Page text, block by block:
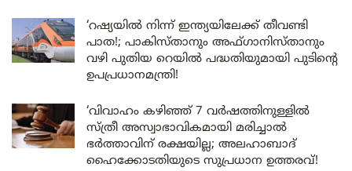
‘റഷ്യയിൽ നിന്ന് ഇന്ത്യയിലേക്ക് തീവണ്ടി
പാത!; പാകിസ്താനും അഫ്ഗാനിസ്താനും
വഴി പുതിയ റെയിൽ പദ്ധതിയുമായി പുടിന്റെ
ഉപപ്രധാനമന്ത്രി!
‘വിവാഹം കഴിഞ്ഞ് 7 വർഷത്തിനുള്ളിൽ
സ്ത്രീ അസ്വാഭാവികമായി മരിച്ചാൽ
ഭർത്താവിന് രക്ഷയില്ല; അലഹാബാദ്
ഹൈക്കോടതിയുടെ സുപ്രധാന ഉത്തരവ്!